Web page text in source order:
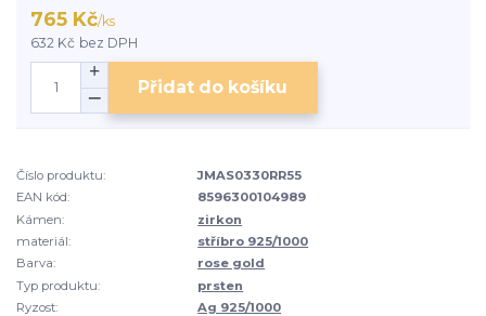
765 Kč/ks
632 Kč bez DPH
Přidat do košíku
Číslo produktu:
JMAS0330RR55
EAN kód:
8596300104989
Kámen:
zirkon
materiál:
stříbro 925/1000
Barva:
rose gold
Typ produktu:
prsten
Ryzost:
Ag 925/1000